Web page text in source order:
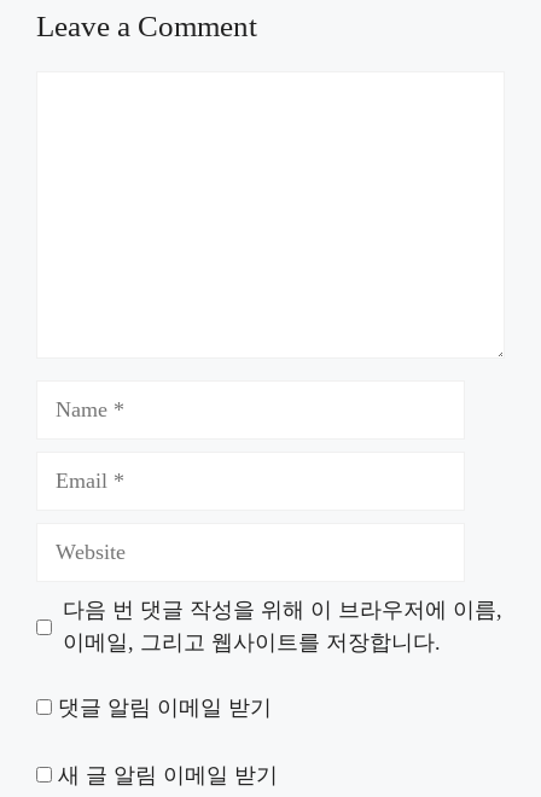
Leave a Comment
다음 번 댓글 작성을 위해 이 브라우저에 이름,
이메일, 그리고 웹사이트를 저장합니다.
댓글 알림 이메일 받기
새 글 알림 이메일 받기